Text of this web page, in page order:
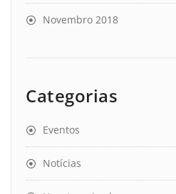
Novembro 2018
Categorias
Eventos
Notícias